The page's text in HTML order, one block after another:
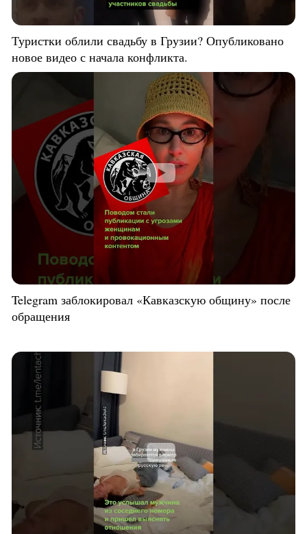
Туристки облили свадьбу в Грузии? Опубликовано
новое видео с начала конфликта.
Telegram заблокировал «Кавказскую общину» после
обращения